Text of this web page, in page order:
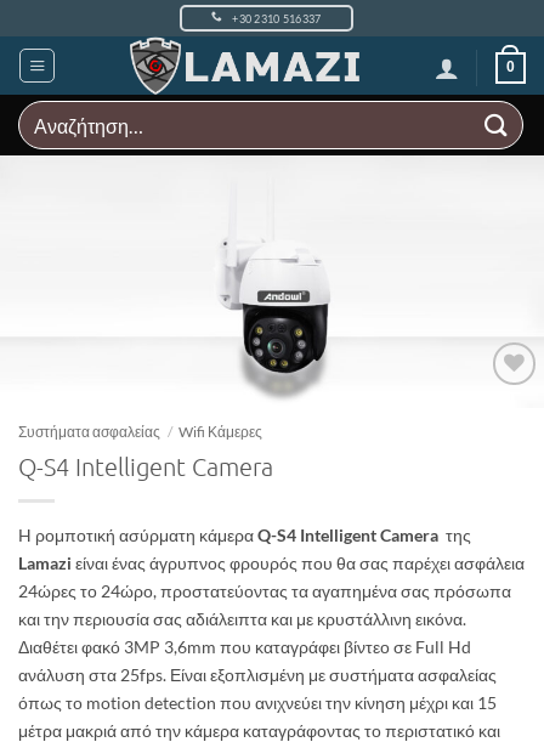
στο
περιεχόμενο
+30 2310 516337
0
Αναζήτηση
για:
Συστήματα ασφαλείας / Wifi Κάμερες
Q-S4 Intelligent Camera
H ρομποτική ασύρματη κάμεραQ-S4 Intelligent Camera της
Lamazi είναι ένας άγρυπνος φρουρός που θα σας παρέχει ασφάλεια
24ώρες το 24ώρο, προστατεύοντας τα αγαπημένα σας πρόσωπα
και την περιουσία σας αδιάλειπτα και με κρυστάλλινη εικόνα.
Διαθέτει φακό 3MP 3,6mm που καταγράφει βίντεο σε Full Hd
ανάλυση στα 25fps. Είναι εξοπλισμένη με συστήματα ασφαλείας
όπως το motion detection που ανιχνεύει την κίνηση μέχρι και 15
μέτρα μακριά από την κάμερα καταγράφοντας το περιστατικό και